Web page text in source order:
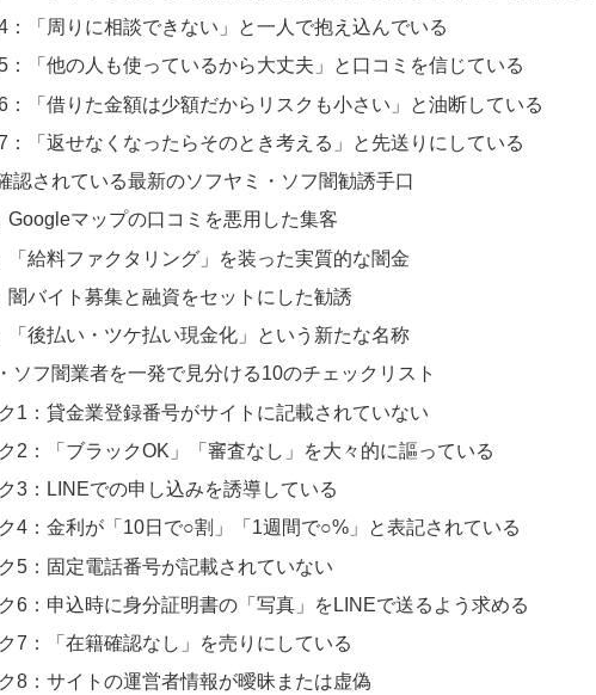
：「周りに相談できない」と一人で抱え込んでいる
：「他の人も使っているから大丈夫」と口コミを信じている
：「借りた金額は少額だからリスクも小さい」と油断している
：「返せなくなったらそのとき考える」と先送りにしている
認されている最新のソフヤミ・ソフ闇勧誘手口
Googleマップの口コミを悪用した集客
「給料ファクタリング」を装った実質的な闇金
闇バイト募集と融資をセットにした勧誘
「後払い・ツケ払い現金化」という新たな名称
ソフ闇業者を一発で見分ける10のチェックリスト
1：貸金業登録番号がサイトに記載されていない
2：「ブラックOK」「審査なし」を大々的に謳っている
3：LINEでの申し込みを誘導している
4：金利が「10日で○割」「1週間で○%」と表記されている
5：固定電話番号が記載されていない
6：申込時に身分証明書の「写真」をLINEで送るよう求める
7：「在籍確認なし」を売りにしている
8：サイトの運営者情報が曖昧または虚偽